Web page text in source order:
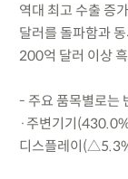
역대 최고 수출 증
달러를 돌파함과
200억 달러 이상
- 주요 품목별로
·주변기기
디스플레이